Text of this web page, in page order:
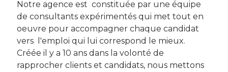
Notre agence est constituée par une équipe
de consultants expérimentés qui met tout en
oeuvre pour accompagner chaque candidat
vers l'emploi qui lui correspond le mieux.
Créée il y a 10 ans dans la volonté de
rapprocher clients et candidats, nous mettons